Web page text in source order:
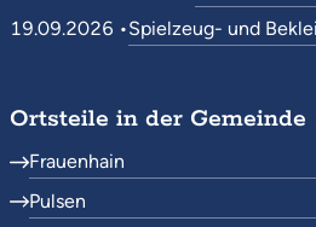
19.09.2026 •Spielzeug- und
Ortsteile in der Gemeinde
Frauenhain
Pulsen